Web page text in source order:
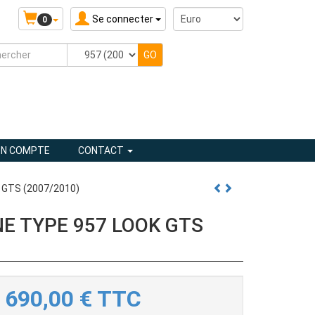
Se connecter
0
COMPTE CONTACT
GTS (2007/2010)
TYPE 957 LOOK GTS
690,00 € TTC